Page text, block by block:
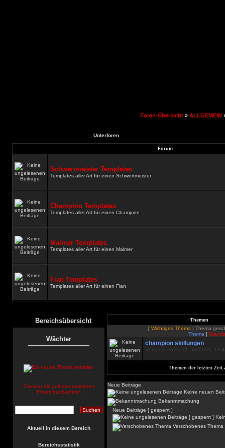
Foren-Übersicht » ALLGEMEIN
Unterforen
Forum
Schwertmeister Templates
Templates aller Art für einen Schwertmeister
Champion Templates
Templates aller Art für einen Champion
Malmer Templates
Templates aller Art für einen Malmer
Fian Templates
Templates aller Art für einen Fian
Bereichsübersicht
Wächter
Themen als gelesen markieren
Forum beobachten
Aktuell in diesem Bereich
Bereichsstatistik
Themen
[ Wichtiges Thema | Thema
Thema |
champion skillungen
Verfasst am Sa 11. Jul 2009,
Themen der letzten Zeit
Neue Beiträge
Keine neuen
Bekanntmachung
Neue Beiträge [ gesperrt ]
Verschobenes Thema